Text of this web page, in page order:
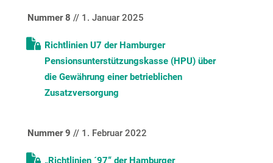
Nummer 8 // 1. Januar 2025
Richtlinien U7 der Hamburger
Pensionsunterstützungskasse (HPU) über
die Gewährung einer betrieblichen
Zusatzversorgung
Nummer 9 // 1. Februar 2022
„Richtlinien ´97“ der Hamburger